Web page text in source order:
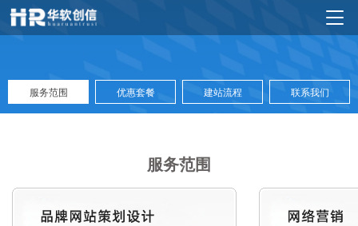
服务范围 优惠套餐 建站流程 联系我们
服务范围